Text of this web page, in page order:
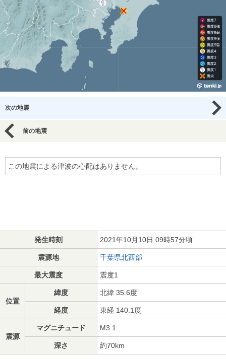
次の地震
前の地震
この地震による津波の心配はありません。
発生時刻 2021年10月10日 09時57分頃
震源地 千葉県北西部
最大震度 震度1
位置
緯度 北緯 35.6度
経度 東経 140.1度
震源
マグニチュード M3.1
深さ 約70km